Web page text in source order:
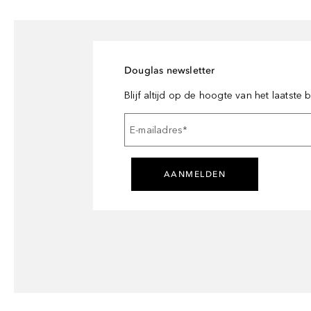
Douglas newsletter
Blijf altijd op de hoogte van het laatste
E-mailadres*
AANMELDEN